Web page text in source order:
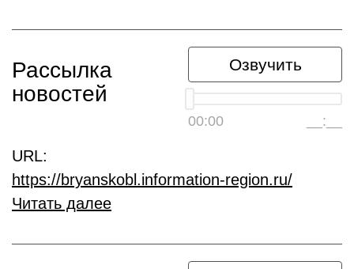
Озвучить
00:00 __:__
Рассылка
новостей
URL:
https://bryanskobl.information-region.ru/
Читать далее